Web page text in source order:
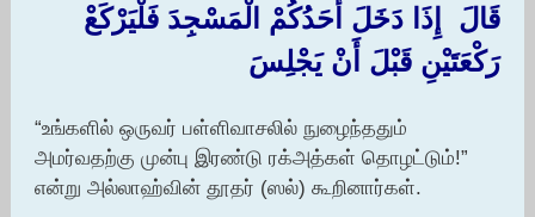
‏قَالَ ‏ ‏إِذَا دَخَلَ أَحَدُكُمْ الْمَسْجِدَ فَلْيَرْكَعْ
رَكْعَتَيْنِ قَبْلَ أَنْ يَجْلِسَ
“உங்களில் ஒருவர் பள்ளிவாசலில் நுழைந்ததும்
அமர்வதற்கு முன்பு இரண்டு ரக்அத்கள் தொழட்டும்!”
என்று அல்லாஹ்வின் தூதர் (ஸல்) கூறினார்கள்.